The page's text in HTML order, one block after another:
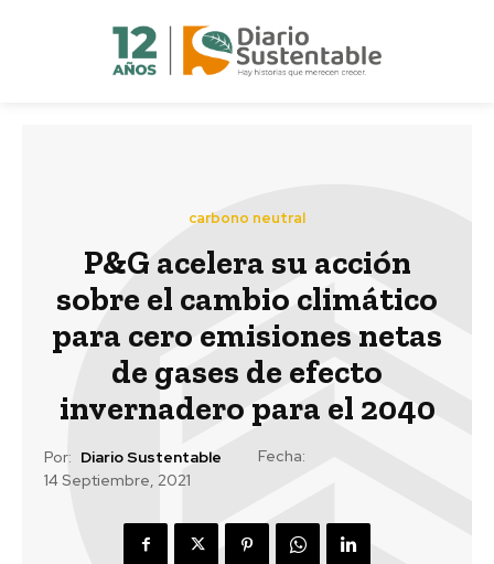
carbono neutral
P&G acelera su acción
sobre el cambio climático
para cero emisiones netas
de gases de efecto
invernadero para el 2040
Por: Diario Sustentable
Fecha:
14 Septiembre, 2021